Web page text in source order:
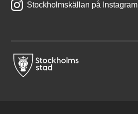
Stockholmskällan på Instagram